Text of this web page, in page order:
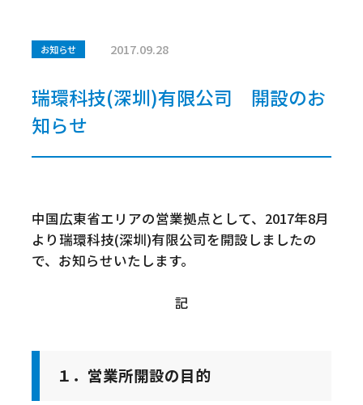
お知らせ 2017.09.28
瑞環科技(深圳)有限公司 開設のお
知らせ
中国広東省エリアの営業拠点として、2017年8月
より瑞環科技(深圳)有限公司を開設しましたの
で、お知らせいたします。
記
１．営業所開設の目的